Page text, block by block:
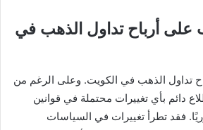
أرباح تداول الذهب في
تداول الذهب في الكويت. وعلى الرغم من
دائم بأي تغييرات محتملة في قوانين
فقد تطرأ تغييرات في السياسات